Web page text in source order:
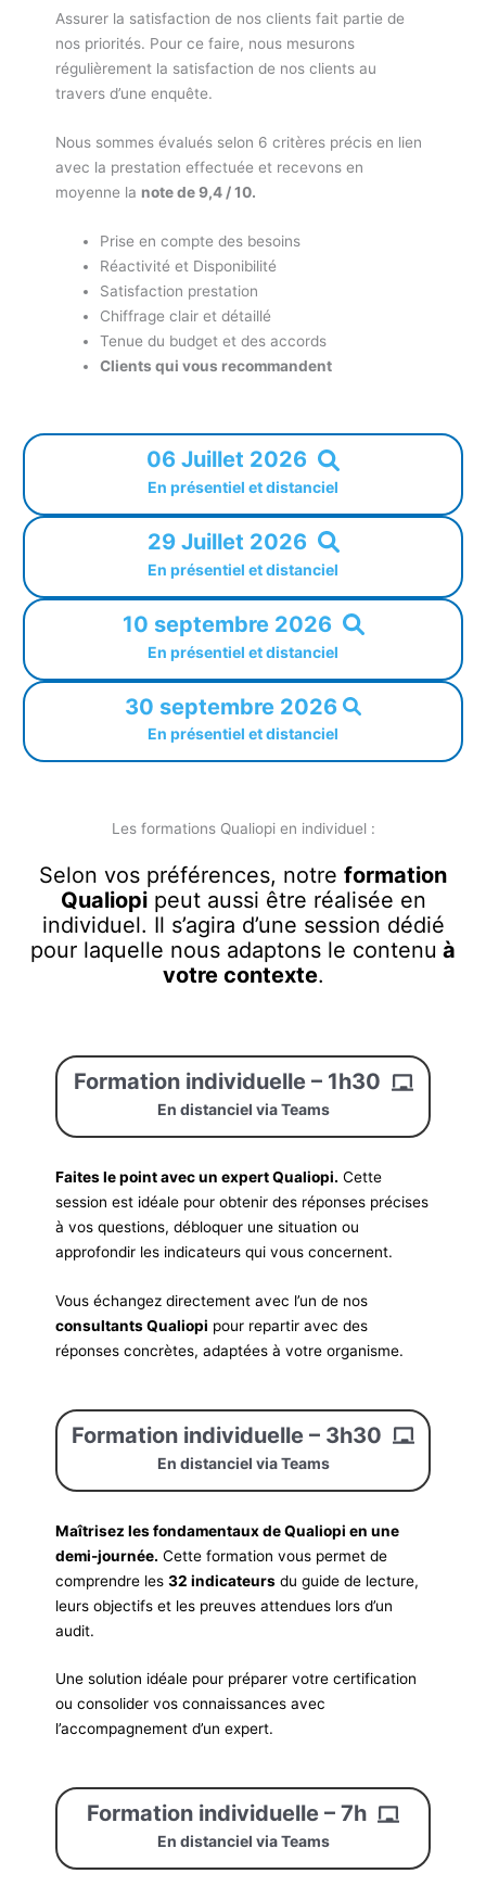
Assurer la satisfaction de nos clients fait partie de
nos priorités. Pour ce faire, nous mesurons
régulièrement la satisfaction de nos clients au
travers d’une enquête.
Nous sommes évalués selon 6 critères précis en lien
avec la prestation effectuée et recevons en
moyenne la note de 9,4 / 10.
Prise en compte des besoins
Réactivité et Disponibilité
Satisfaction prestation
Chiffrage clair et détaillé
Tenue du budget et des accords
Clients qui vous recommandent
06 Juillet 2026
En présentiel et distanciel
29 Juillet 2026
En présentiel et distanciel
10 septembre 2026
En présentiel et distanciel
30 septembre 2026
En présentiel et distanciel
Les formations Qualiopi en individuel :
Selon vos préférences, notre formation
Qualiopipeut aussi être réalisée en
individuel. Il s’agira d’une session dédié
pour laquelle nous adaptons le contenu à
votre contexte.
Formation individuelle – 1h30
En distanciel via Teams
Faites le point avec un expert Qualiopi. Cette
session est idéale pour obtenir des réponses précises
à vos questions, débloquer une situation ou
approfondir les indicateurs qui vous concernent.
Vous échangez directement avec l’un de nos
consultants Qualiopi pour repartir avec des
réponses concrètes, adaptées à votre organisme.
Formation individuelle – 3h30
En distanciel via Teams
Maîtrisez les fondamentaux de Qualiopi en une
demi-journée. Cette formation vous permet de
comprendre les32 indicateurs du guide de lecture,
leurs objectifs et les preuves attendues lors d’un
audit.
Une solution idéale pour préparer votre certification
ou consolider vos connaissances avec
l’accompagnement d’un expert.
Formation individuelle – 7h
En distanciel via Teams